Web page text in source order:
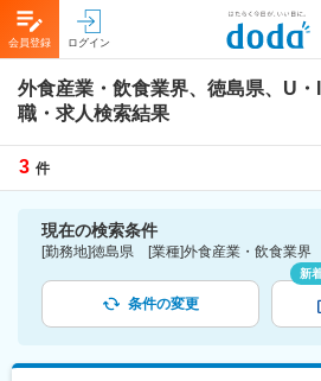
会員登録 ログイン
外食産業・飲食業界、徳島県、U・
職・求人検索結果
3 件
現在の検索条件
条件の変更
新